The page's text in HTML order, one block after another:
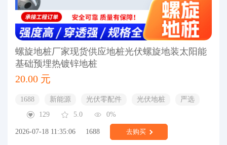
螺旋地桩厂家现货供应地桩光伏螺旋地装太阳能
基础预埋热镀锌地桩
20.00 元
1688 新能源 光伏零配件 光伏地桩
严选
129
5.0 0%
2026-07-18 11:35:06 1688 去购买